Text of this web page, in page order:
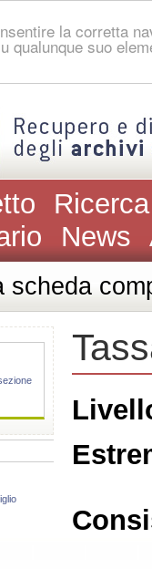
la corretta
qualunque suo
News
scheda